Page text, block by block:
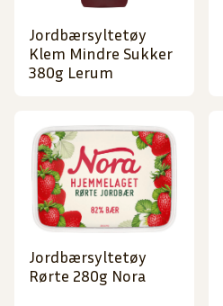
Jordbærsyltetøy
Klem Mindre Sukker
380g Lerum
Jordbærsyltetøy
Rørte 280g Nora